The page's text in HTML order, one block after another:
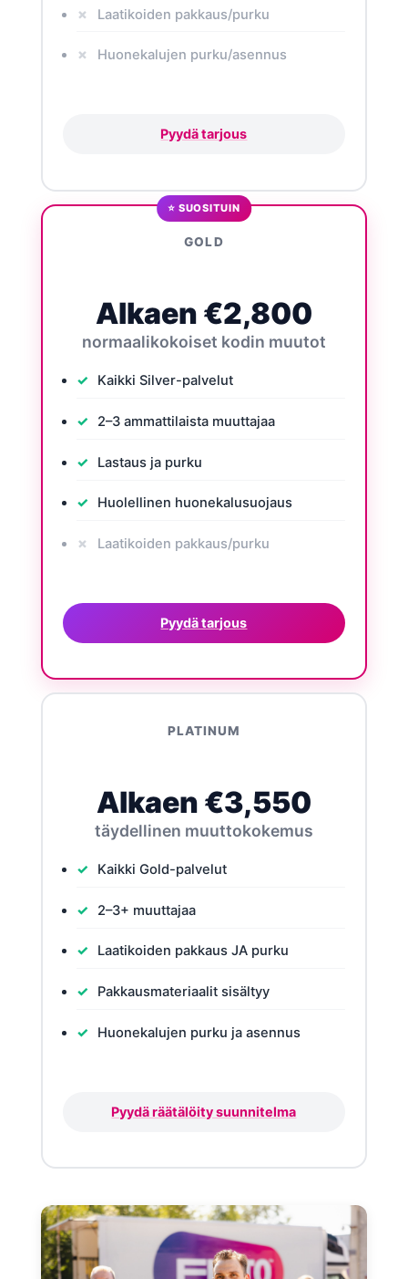
Laatikoiden pakkaus/purku
Huonekalujen purku/asennus
Pyydä tarjous
⭐ SUOSITUIN
GOLD
Alkaen €2,800
normaalikokoiset kodin muutot
Kaikki Silver-palvelut
2–3 ammattilaista muuttajaa
Lastaus ja purku
Huolellinen huonekalusuojaus
Laatikoiden pakkaus/purku
Pyydä tarjous
PLATINUM
Alkaen €3,550
täydellinen muuttokokemus
Kaikki Gold-palvelut
2–3+ muuttajaa
Laatikoiden pakkaus JA purku
Pakkausmateriaalit sisältyy
Huonekalujen purku ja asennus
Pyydä räätälöity suunnitelma